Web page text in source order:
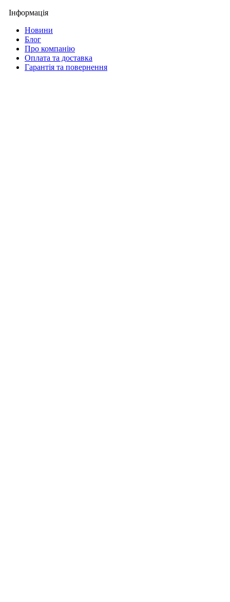
Інформація
Новини
Блог
Про компанію
Оплата та доставка
Гарантія та повернення